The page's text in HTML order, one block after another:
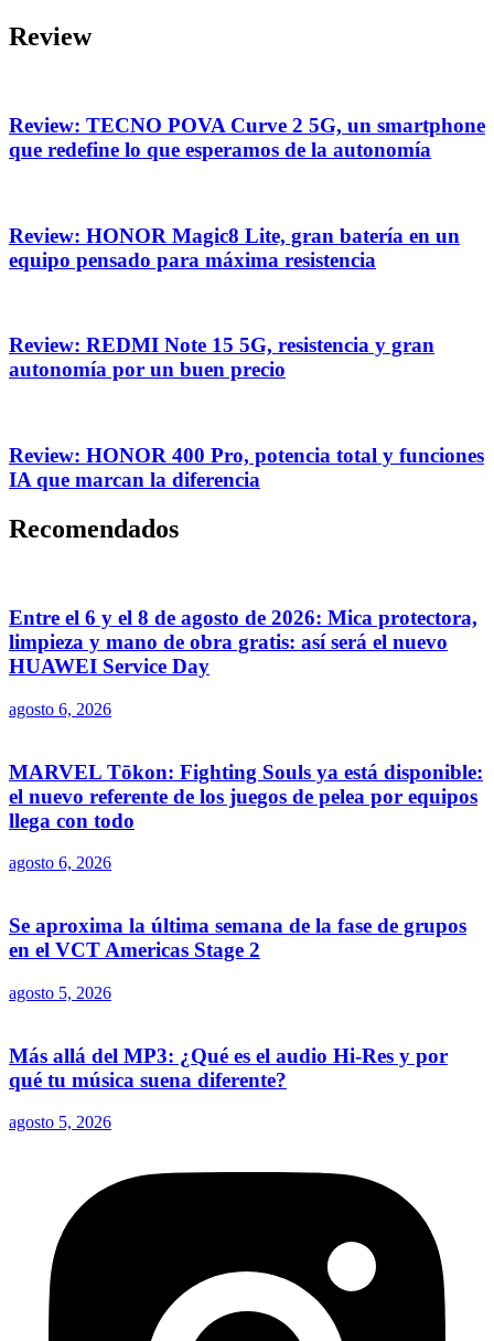
Review
Review: TECNO POVA Curve 2 5G, un smartphone
que redefine lo que esperamos de la autonomía
Review: HONOR Magic8 Lite, gran batería en un
equipo pensado para máxima resistencia
Review: REDMI Note 15 5G, resistencia y gran
autonomía por un buen precio
Review: HONOR 400 Pro, potencia total y funciones
IA que marcan la diferencia
Recomendados
Entre el 6 y el 8 de agosto de 2026: Mica protectora,
limpieza y mano de obra gratis: así será el nuevo
HUAWEI Service Day
agosto 6, 2026
MARVEL Tōkon: Fighting Souls ya está disponible:
el nuevo referente de los juegos de pelea por equipos
llega con todo
agosto 6, 2026
Se aproxima la última semana de la fase de grupos
en el VCT Americas Stage 2
agosto 5, 2026
Más allá del MP3: ¿Qué es el audio Hi-Res y por
qué tu música suena diferente?
agosto 5, 2026